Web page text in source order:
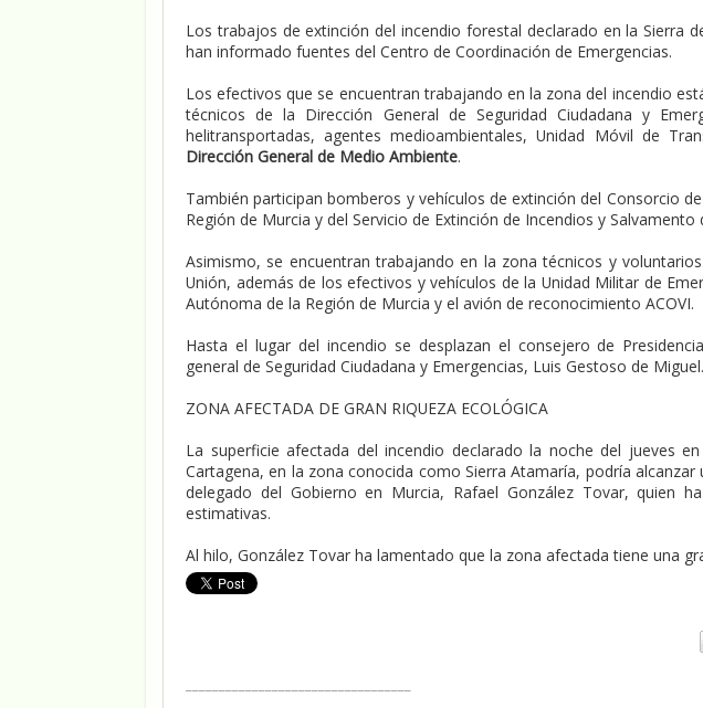
Los trabajos de extinción del incendio forestal declarado en la Sierra
han informado fuentes del Centro de Coordinación de Emergencias.
Los efectivos que se encuentran trabajando en la zona del incendio
técnicos de la Dirección General de Seguridad Ciudadana y
helitransportadas, agentes medioambientales, Unidad Móvil de
Dirección General de Medio Ambiente.
También participan bomberos y vehículos de extinción del Consorcio
Región de Murcia y del Servicio de Extinción de Incendios y Salvamento
Asimismo, se encuentran trabajando en la zona técnicos y
Unión, además de los efectivos y vehículos de la Unidad Militar de
Autónoma de la Región de Murcia y el avión de reconocimiento ACOVI.
Hasta el lugar del incendio se desplazan el consejero de
general de Seguridad Ciudadana y Emergencias, Luis Gestoso de Miguel.
ZONA AFECTADA DE GRAN RIQUEZA ECOLÓGICA
La superficie afectada del incendio declarado la noche del jueves
Cartagena, en la zona conocida como Sierra Atamaría, podría
delegado del Gobierno en Murcia, Rafael González Tovar, quien
estimativas.
Al hilo, González Tovar ha lamentado que la zona afectada tiene una